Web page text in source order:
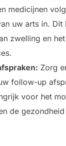
medicijnen
uw arts in. Dit
zwelling en
Zorg
follow-up
voor het
de